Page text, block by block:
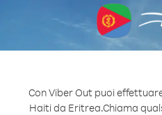
Con Viber Out puoi
Haiti da Eritrea.Chiama